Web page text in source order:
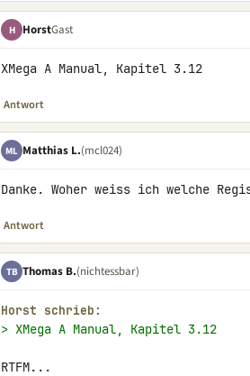
H HorstGast
XMega A Manual, Kapitel 3.12
Antwort
ML Matthias L.(mcl024)
Danke. Woher weiss ich welche
Antwort
TB Thomas B.(nichtessbar)
Horst schrieb:
> XMega A Manual, Kapitel 3.12
RTFM...